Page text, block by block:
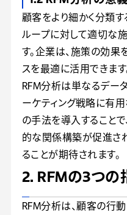
顧客をより細かく分類す
ループに対して適切な
す。企業は、施策の効果
スを最適に活用できます
RFM分析は単なるデー
ーケティング戦略に有用
の手法を導入すること
的な関係構築が促進さ
ることが期待されます。
2. RFMの3つの
RFM分析は、顧客の行